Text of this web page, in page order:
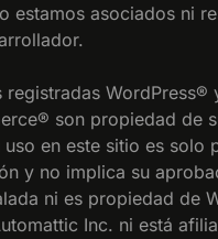
estamos asociados ni
registradas WordPress®
son propiedad de
uso en este sitio es solo
y no implica su
ni es propiedad de
Inc. ni está